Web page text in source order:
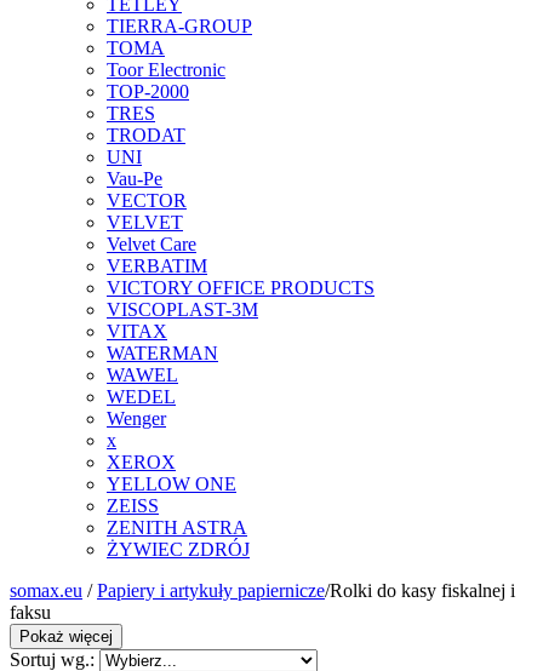
TETLEY
TIERRA-GROUP
TOMA
Toor Electronic
TOP-2000
TRES
TRODAT
UNI
Vau-Pe
VECTOR
VELVET
Velvet Care
VERBATIM
VICTORY OFFICE PRODUCTS
VISCOPLAST-3M
VITAX
WATERMAN
WAWEL
WEDEL
Wenger
x
XEROX
YELLOW ONE
ZEISS
ZENITH ASTRA
ŻYWIEC ZDRÓJ
somax.eu / Papiery i artykuły papiernicze/Rolki do kasy fiskalnej i
faksu
Pokaż więcej
Sortuj wg.: